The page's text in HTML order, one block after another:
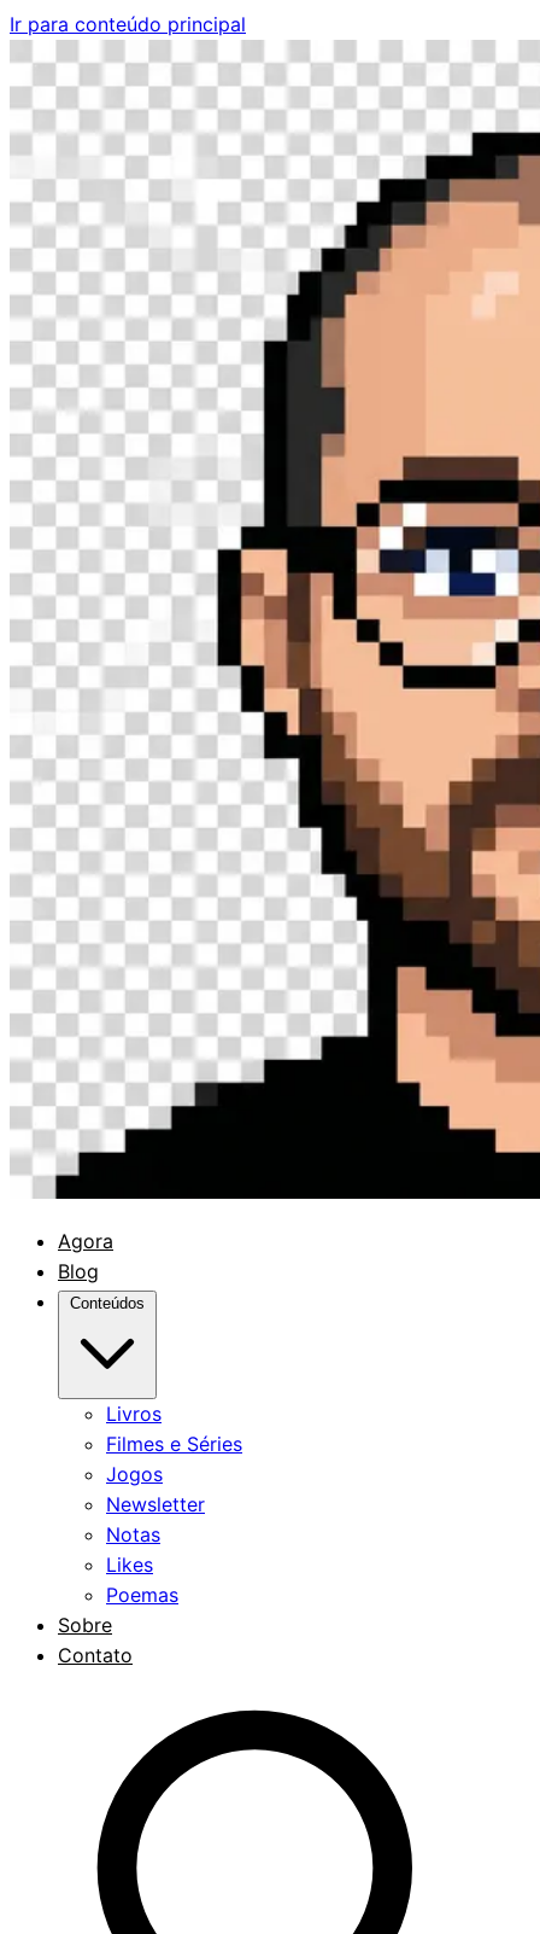
Ir para conteúdo principal
Agora
Blog
Livros
Filmes e Séries
Jogos
Newsletter
Notas
Likes
Poemas
Sobre
Contato